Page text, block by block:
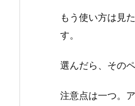
もう使い方は見
す。
選んだら、その
注意点は一つ。